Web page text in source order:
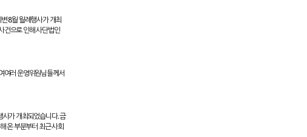
8월 월례행사가 개최
건으로 인해 사단법인
여러 운영위원님들께서
사가 개최되었습니다. 금
온 부분부터 최근 사회